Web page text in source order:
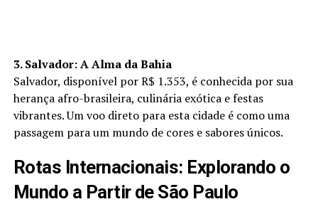
3. Salvador: A Alma da Bahia
Salvador, disponível por R$ 1.353, é conhecida por sua
herança afro-brasileira, culinária exótica e festas
vibrantes. Um voo direto para esta cidade é como uma
passagem para um mundo de cores e sabores únicos.
Rotas Internacionais: Explorando o
Mundo a Partir de São Paulo